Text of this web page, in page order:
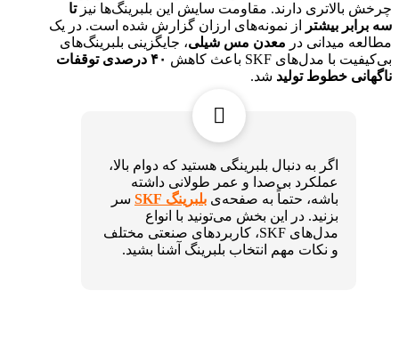
چرخش بالاتری دارند. مقاومت سایش این بلبرینگ‌ها نیزتا
سه برابر بیشتر
از نمونه‌های ارزان گزارش شده است. در یک
مطالعه میدانی در معدن مس شیلی، جایگزینی بلبرینگ‌های
بی‌کیفیت با مدل‌های SKF باعث کاهش
۴۰ درصدی توقفات
ناگهانی خطوط تولید شد.
اگر به دنبال بلبرینگی هستید که دوام بالا،
عملکرد بی‌صدا و عمر طولانی داشته
باشه، حتماً به صفحه‌ی بلبرینگ SKF
سر
بزنید. در این بخش می‌تونید با انواع
مدل‌های SKF، کاربردهای صنعتی مختلف
و نکات مهم انتخاب بلبرینگ آشنا بشید.